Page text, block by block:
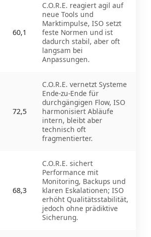
60,1
C.O.R.E. reagiert agil auf
neue Tools und
Marktimpulse, ISO setzt
feste Normen und ist
dadurch stabil, aber oft
langsam bei
Anpassungen.
72,5
C.O.R.E. vernetzt Systeme
Ende-zu-Ende für
durchgängigen Flow, ISO
harmonisiert Abläufe
intern, bleibt aber
technisch oft
fragmentierter.
68,3
C.O.R.E. sichert
Performance mit
Monitoring, Backups und
klaren Eskalationen; ISO
erhöht Qualitätsstabilität,
jedoch ohne prädiktive
Sicherung.